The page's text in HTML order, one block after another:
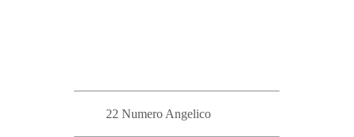
22 Numero Angelico